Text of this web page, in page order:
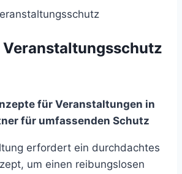
Veranstaltungsschutz
für Veranstaltungen in
für umfassenden Schutz
erfordert ein durchdachtes
um einen reibungslosen